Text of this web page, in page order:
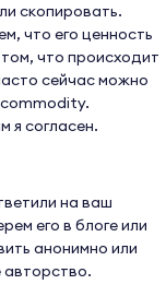
скопировать.
что его ценность
что происходит
сейчас можно
я согласен.
на ваш
его в блоге или
анонимно или
авторство.